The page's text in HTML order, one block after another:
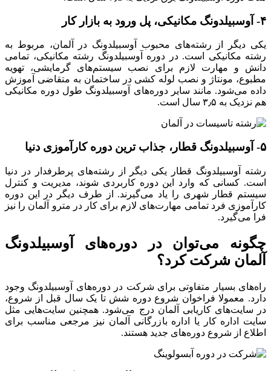
۴- آوسبیلدونگ مکانیکی، پل ورود به بازار کار
یکی دیگر از رشته‌های محبوب آوسبیلدونگ در آلمان، مربوط به
رشته مکانیکی است. در دوره آوسبیلدونگ رشته مکانیکی، تمامی
دانش و مهارت لازم برای نصب سیستم‌های گرمایشی، تهویه
مطبوع، مونتاژ و نصب لوله کشی در ساختمان به متقاضی آموزش
داده می‌شود. مانند سایر دوره‌های آوسبیلدونگ طول دوره مکانیکی
هم نزدیک به ۳٫۵ سال است.
۵- آوسبیلدونگ قطار، جذاب ترین دوره کارآموزی دنیا
رشته آوسبیلدونگ قطار یکی دیگر از رشته‌های پرطرفدار در دنیا
است. کسانی که وارد این دوره کاربردی شوند، مدیریت و کنترل
سیستم قطار شهری را یاد می‌گیرند. از طرف دیگر در این دوره
کارآموزی فرد تمامی مهارت‌های لازم برای کار در مترو آلمان را نیز
فرا می‌گیرد.
چگونه می‌توان در دوره‌های آوسبیلدونگ
آلمان شرکت کرد؟
راه‌های بسیار متفاوتی برای شرکت در دوره‌های آوسبیلدونگ وجود
دارد. معمولا فراخوان شروع دوره شش تا یک سال قبل از شروع،
در سایت‌های کاریابی آلمان درج می‌شود. همچنین سایت‌هایی مثل
سایت اداره کار یا اداره بازرگانی آلمان نیز مرجعی مناسب برای
اطلاع از شروع دوره‌های جدید هستند.